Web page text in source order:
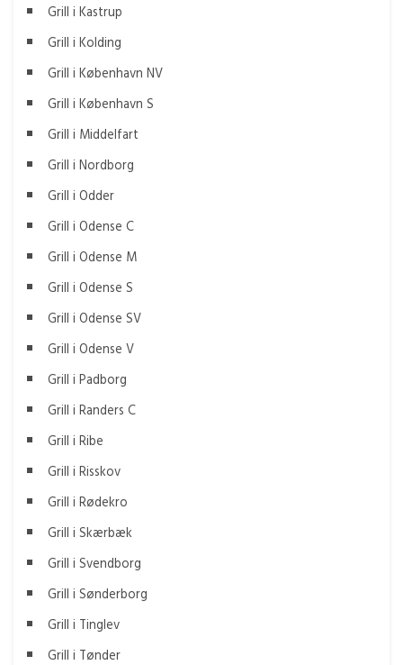
Grill i Kastrup
Grill i Kolding
Grill i København NV
Grill i København S
Grill i Middelfart
Grill i Nordborg
Grill i Odder
Grill i Odense C
Grill i Odense M
Grill i Odense S
Grill i Odense SV
Grill i Odense V
Grill i Padborg
Grill i Randers C
Grill i Ribe
Grill i Risskov
Grill i Rødekro
Grill i Skærbæk
Grill i Svendborg
Grill i Sønderborg
Grill i Tinglev
Grill i Tønder